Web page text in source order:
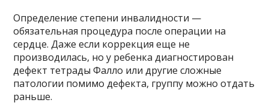
Определение степени инвалидности —
обязательная процедура после операции на
сердце. Даже если коррекция еще не
производилась, но у ребенка диагностирован
дефект тетрады Фалло или другие сложные
патологии помимо дефекта, группу можно отдать
раньше.